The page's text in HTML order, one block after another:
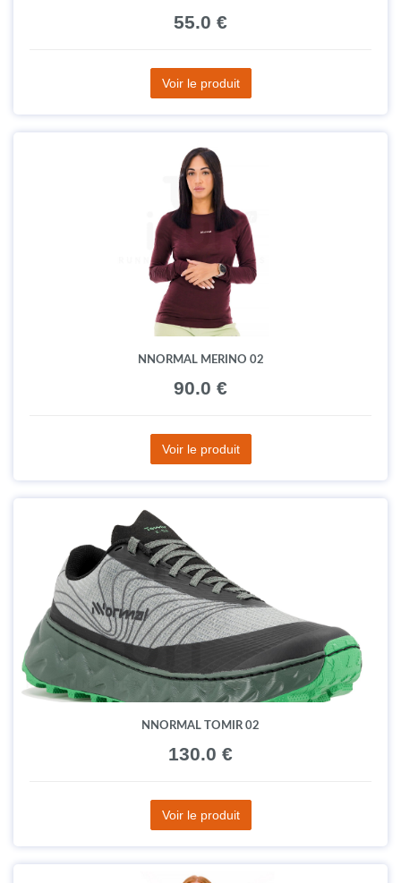
55.0 €
Voir le produit
NNORMAL MERINO 02
90.0 €
Voir le produit
NNORMAL TOMIR 02
130.0 €
Voir le produit